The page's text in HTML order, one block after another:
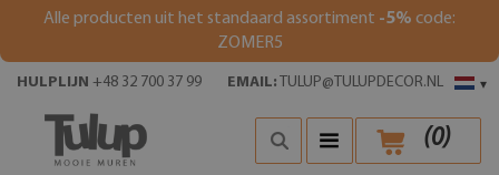
Alle producten uit het standaard assortiment -5% code:
ZOMER5
▾
HULPLIJN +48 32 700 37 99 EMAIL: TULUP@TULUPDECOR.NL
(0)